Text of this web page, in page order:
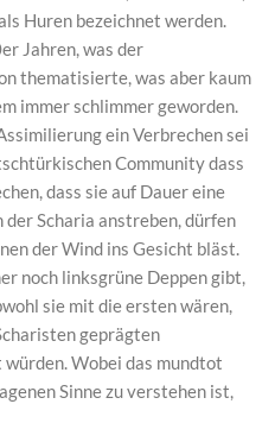
Huren bezeichnet werden.
Jahren, was der
thematisierte, was aber kaum
immer schlimmer geworden.
ein Verbrechen sei
Community dass
dass sie auf Dauer eine
der Scharia anstreben, dürfen
der Wind ins Gesicht bläst.
noch linksgrüne Deppen gibt,
sie mit die ersten wären,
geprägten
Wobei das mundtot
Sinne zu verstehen ist,